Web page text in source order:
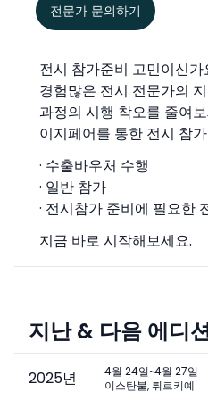
전문가 문의하기
전시 참가준비 고민이신가
경험많은 전시 전문가의
과정의 시행 착오를 줄여
이지페어를 통한 전시 참
· 수출바우처 수행
· 일반 참가
· 전시참가 준비에 필요한
지금 바로 시작해보세요.
지난 & 다음 에디
2025년
4월 24일~4월 27일
이스탄불, 튀르키예